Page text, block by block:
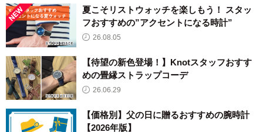
夏こそリストウォッチを楽しもう！ スタッ
フおすすめの”アクセントになる時計”
26.08.05
【待望の新色登場！】Knotスタッフおすす
めの畳縁ストラップコーデ
26.06.29
【価格別】父の日に贈るおすすめの腕時計
【2026年版】